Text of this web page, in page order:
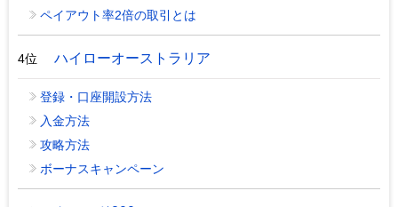
ペイアウト率2倍の取引とは
4位 ハイローオーストラリア
登録・口座開設方法
入金方法
攻略方法
ボーナスキャンペーン